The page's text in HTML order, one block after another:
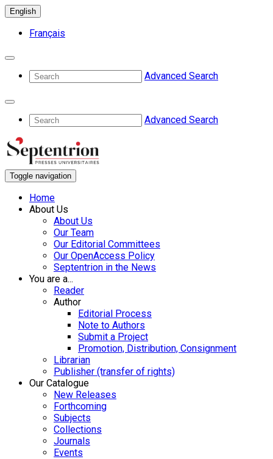
English
Français
Advanced Search
Advanced Search
Toggle navigation
Home
About Us
About Us
Our Team
Our Editorial Committees
Our OpenAccess Policy
Septentrion in the News
You are a...
Reader
Author
Editorial Process
Note to Authors
Submit a Project
Promotion, Distribution, Consignment
Librarian
Publisher (transfer of rights)
Our Catalogue
New Releases
Forthcoming
Subjects
Collections
Journals
Events